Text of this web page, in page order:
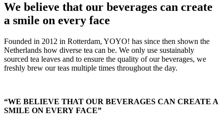
We believe that our beverages can create
a smile on every face
Founded in 2012 in Rotterdam, YOYO! has since then shown the
Netherlands how diverse tea can be. We only use sustainably
sourced tea leaves and to ensure the quality of our beverages, we
freshly brew our teas multiple times throughout the day.
“WE BELIEVE THAT OUR BEVERAGES CAN CREATE A
SMILE ON EVERY FACE”